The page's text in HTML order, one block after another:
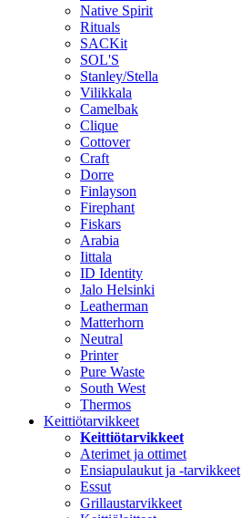
Native Spirit
Rituals
SACKit
SOL'S
Stanley/Stella
Vilikkala
Camelbak
Clique
Cottover
Craft
Dorre
Finlayson
Firephant
Fiskars
Arabia
Iittala
ID Identity
Jalo Helsinki
Leatherman
Matterhorn
Neutral
Printer
Pure Waste
South West
Thermos
Keittiötarvikkeet
Keittiötarvikkeet
Aterimet ja ottimet
Ensiapulaukut ja -tarvikkeet
Essut
Grillaustarvikkeet